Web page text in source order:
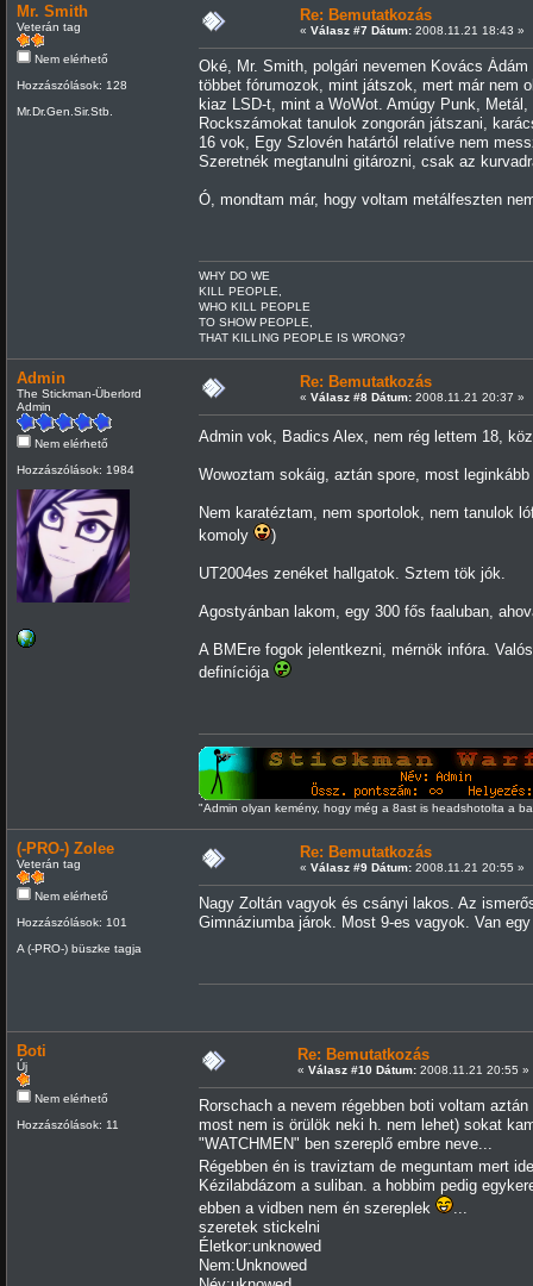
Mr. Smith
Veterán tag
Nem elérhető
Hozzászólások: 128
Mr.Dr.Gen.Sir.Stb.
Re: Bemutatkozás
« Válasz #7 Dátum:2008.11.21 18:43 »
Oké, Mr. Smith, polgári nevemen Kovács
többet fórumozok, mint játszok, mert már nem
kiaz LSD-t, mint a WoWot. Amúgy Punk,
Rockszámokat tanulok zongorán játszani,
16 vok, Egy Szlovén határtól relatíve nem
Szeretnék megtanulni gitározni, csak az
Ó, mondtam már, hogy voltam metálfeszten
WHY DO WE
KILL PEOPLE,
WHO KILL PEOPLE
TO SHOW PEOPLE,
THAT KILLING PEOPLE IS WRONG?
Admin
The Stickman-Überlord
Admin
Nem elérhető
Hozzászólások: 1984
Re: Bemutatkozás
« Válasz #8 Dátum:2008.11.21 20:37 »
Admin vok, Badics Alex, nem rég lettem 18,
Wowoztam sokáig, aztán spore, most
Nem karatéztam, nem sportolok, nem tanulok
komoly
)
UT2004es zenéket hallgatok. Sztem tök jók.
Agostyánban lakom, egy 300 fős faaluban,
A BMEre fogok jelentkezni, mérnök infóra.
definíciója
"Admin olyan kemény, hogy még a 8ast is headshotolta a
(-PRO-) Zolee
Veterán tag
Nem elérhető
Hozzászólások: 101
A (-PRO-) büszke tagja
Re: Bemutatkozás
« Válasz #9 Dátum:2008.11.21 20:55 »
Nagy Zoltán vagyok és csányi lakos. Az
Gimnáziumba járok. Most 9-es vagyok. Van
Boti
Új
Nem elérhető
Hozzászólások: 11
Re: Bemutatkozás
« Válasz #10 Dátum:2008.11.21 20:55 »
Rorschach a nevem régebben boti voltam
most nem is örülök neki h. nem lehet) sokat
"WATCHMEN" ben szereplő embre neve...
Régebben én is traviztam de meguntam mert
Kézilabdázom a suliban. a hobbim pedig
ebben a vidben nem én szereplek
...
szeretek stickelni
Életkor:unknowed
Nem:Unknowed